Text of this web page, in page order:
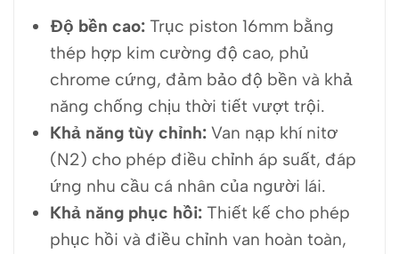
Độ bền cao:Trục piston 16mm bằng
thép hợp kim cường độ cao, phủ
chrome cứng, đảm bảo độ bền và khả
năng chống chịu thời tiết vượt trội.
Khả năng tùy chỉnh:Van nạp khí nitơ
(N2) cho phép điều chỉnh áp suất, đáp
ứng nhu cầu cá nhân của người lái.
Khả năng phục hồi:Thiết kế cho phép
phục hồi và điều chỉnh van hoàn toàn,